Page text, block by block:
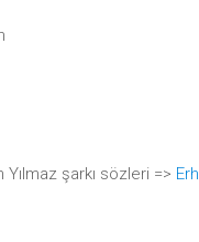
Yılmaz şarkı sözleri =>